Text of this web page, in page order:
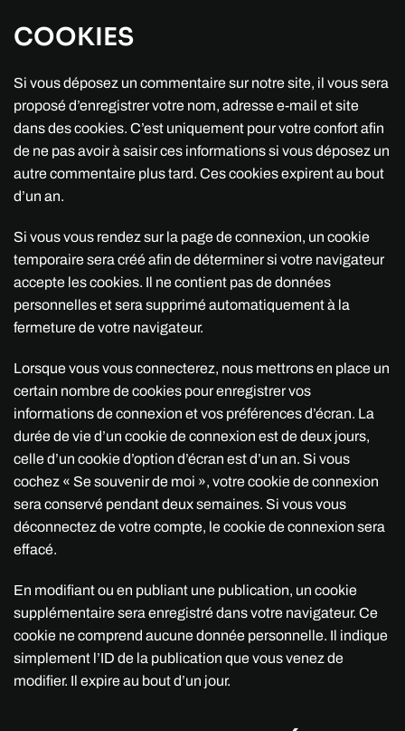
COOKIES
Si vous déposez un commentaire sur notre site, il vous sera
proposé d’enregistrer votre nom, adresse e-mail et site
dans des cookies. C’est uniquement pour votre confort afin
de ne pas avoir à saisir ces informations si vous déposez un
autre commentaire plus tard. Ces cookies expirent au bout
d’un an.
Si vous vous rendez sur la page de connexion, un cookie
temporaire sera créé afin de déterminer si votre navigateur
accepte les cookies. Il ne contient pas de données
personnelles et sera supprimé automatiquement à la
fermeture de votre navigateur.
Lorsque vous vous connecterez, nous mettrons en place un
certain nombre de cookies pour enregistrer vos
informations de connexion et vos préférences d’écran. La
durée de vie d’un cookie de connexion est de deux jours,
celle d’un cookie d’option d’écran est d’un an. Si vous
cochez « Se souvenir de moi », votre cookie de connexion
sera conservé pendant deux semaines. Si vous vous
déconnectez de votre compte, le cookie de connexion sera
effacé.
En modifiant ou en publiant une publication, un cookie
supplémentaire sera enregistré dans votre navigateur. Ce
cookie ne comprend aucune donnée personnelle. Il indique
simplement l’ID de la publication que vous venez de
modifier. Il expire au bout d’un jour.